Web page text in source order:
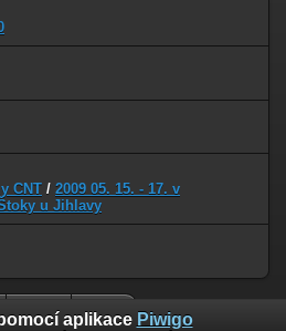
CNT / 2009 05. 15. - 17. v
u Jihlavy
aplikace Piwigo